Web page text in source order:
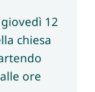
12
chiesa
ore